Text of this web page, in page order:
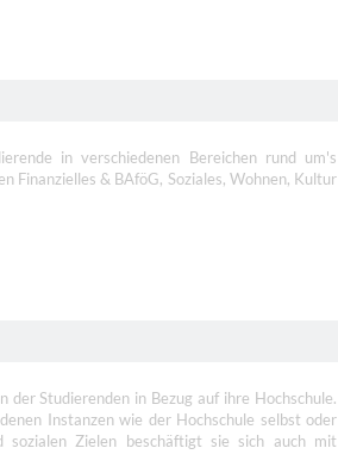
in verschiedenen Bereichen rund um's
Finanzielles & BAföG, Soziales, Wohnen, Kultur
Studierenden in Bezug auf ihre Hochschule.
Instanzen wie der Hochschule selbst oder
Zielen beschäftigt sie sich auch mit